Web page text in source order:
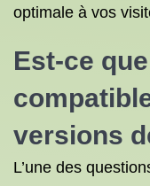
optimale à vos
Est-ce
versions
L’une des